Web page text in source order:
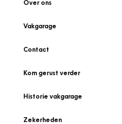
Over ons
Vakgarage
Contact
Kom gerust verder
Historie vakgarage
Zekerheden